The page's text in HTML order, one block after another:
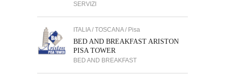
SERVIZI
ITALIA / TOSCANA / Pisa
BED AND BREAKFAST ARISTON
PISA TOWER
BED AND BREAKFAST